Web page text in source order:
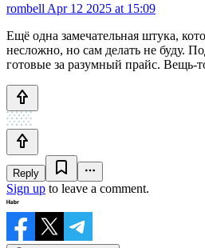
rombell Apr 12 2025 at 15:09
Ещё одна замечательная штука,
несложно, но сам делать не буду.
готовые за разумный прайс. Вещь-
Reply
Sign up to leave a comment.